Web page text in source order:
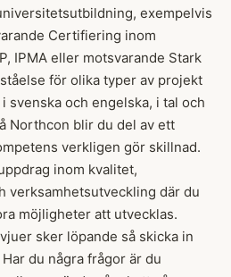
exempelvis
Certifiering inom
IPMA eller motsvarande Stark
för olika typer av projekt
svenska och engelska, i tal och
Northcon blir du del av ett
verkligen gör skillnad.
inom kvalitet,
verksamhetsutveckling där du
möjligheter att utvecklas.
sker löpande så skicka in
du några frågor är du